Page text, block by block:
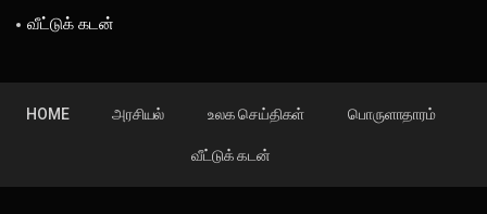
வீட்டுக் கடன்
HOME அரசியல் உலக செய்திகள் பொருளாதாரம்
வீட்டுக் கடன்